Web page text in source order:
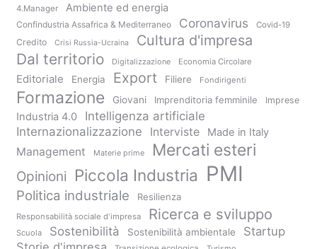
4.Manager Ambiente ed energia
Confindustria Assafrica & Mediterraneo Coronavirus Covid-19
Credito Crisi Russia-Ucraina Cultura d'impresa
Dal territorio Digitalizzazione Economia Circolare
Editoriale Energia Export Filiere Fondirigenti
Formazione Giovani Imprenditoria femminile Imprese
Industria 4.0
Intelligenza artificiale
Internazionalizzazione
Interviste Made in Italy
Management Materie prime Mercati esteri
Opinioni Piccola Industria PMI
Politica industriale Resilienza
Responsabilità sociale d'impresa Ricerca e sviluppo
Scuola Sostenibilità Sostenibilità ambientale
Startup